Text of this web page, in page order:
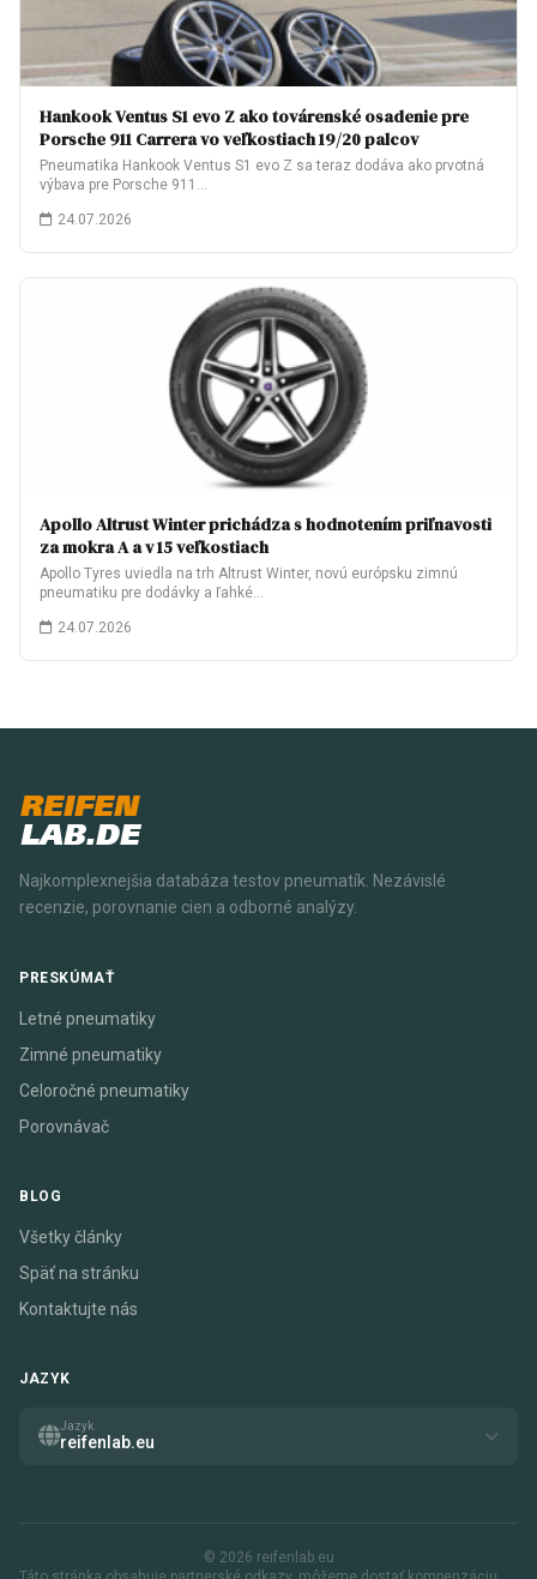
Hankook Ventus S1 evo Z ako továrenské osadenie pre
Porsche 911 Carrera vo veľkostiach 19/20 palcov
Pneumatika Hankook Ventus S1 evo Z sa teraz dodáva ako prvotná
výbava pre Porsche 911…
24.07.2026
Apollo Altrust Winter prichádza s hodnotením priľnavosti
za mokra A a v 15 veľkostiach
Apollo Tyres uviedla na trh Altrust Winter, novú európsku zimnú
pneumatiku pre dodávky a ľahké…
24.07.2026
REIFEN
LAB.DE
Najkomplexnejšia databáza testov pneumatík. Nezávislé
recenzie, porovnanie cien a odborné analýzy.
PRESKÚMAŤ
Letné pneumatiky
Zimné pneumatiky
Celoročné pneumatiky
Porovnávač
BLOG
Všetky články
Späť na stránku
Kontaktujte nás
JAZYK
Jazyk
reifenlab.eu
© 2026 reifenlab.eu